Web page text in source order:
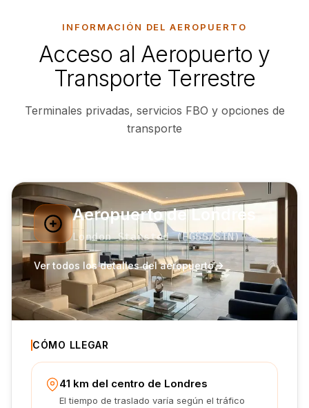
INFORMACIÓN DEL AEROPUERTO
Acceso al Aeropuerto y
Transporte Terrestre
Terminales privadas, servicios FBO y opciones de
transporte
Aeropuerto de Londres
London Stansted(EGSS/STN)
Ver todos los detalles del aeropuerto
CÓMO LLEGAR
41 km del centro de Londres
El tiempo de traslado varía según el tráfico